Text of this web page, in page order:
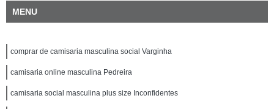
MENU
comprar de camisaria masculina social Varginha
camisaria online masculina Pedreira
camisaria social masculina plus size Inconfidentes